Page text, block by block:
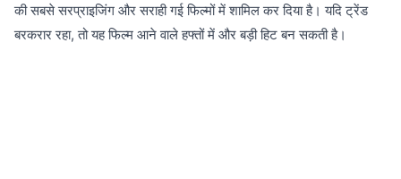
की सबसे सरप्राइजिंग और सराही गई फिल्मों में शामिल कर दिया है। यदि ट्रेंड
बरकरार रहा, तो यह फिल्म आने वाले हफ्तों में और बड़ी हिट बन सकती है।